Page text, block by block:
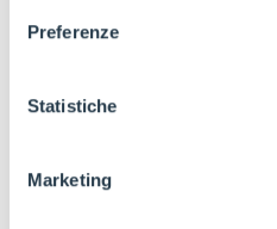
dell'informativa completa nel
pagina. Per esercitare i diritti
GDPR abbiamo predisposto
Preferenze
Statistiche
Marketing